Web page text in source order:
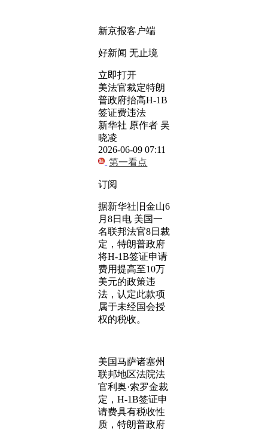
新京报客户端
好新闻 无止境
立即打开
美法官裁定特朗
普政府抬高H-1B
签证费违法
新华社 原作者 吴
晓凌
2026-06-09 07:11
第一看点
订阅
据新华社旧金山6
月8日电 美国一
名联邦法官8日裁
定，特朗普政府
将H-1B签证申请
费用提高至10万
美元的政策违
法，认定此款项
属于未经国会授
权的税收。
美国马萨诸塞州
联邦地区法院法
官利奥·索罗金裁
定，H-1B签证申
请费具有税收性
质，特朗普政府